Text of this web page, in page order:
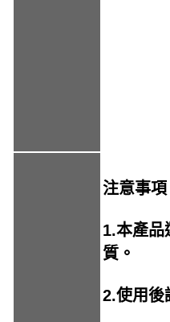
注意事項
1.本產品
質。
2.使用後